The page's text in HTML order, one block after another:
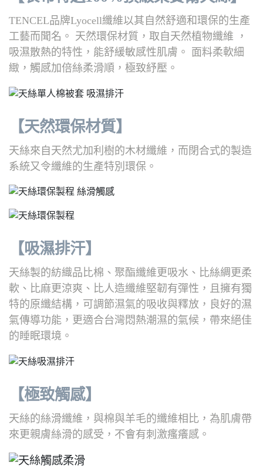
TENCEL品牌Lyocell纖維以其自然舒適和環保的生產
工藝而聞名。 天然環保材質，取自天然植物纖維 ，
吸濕散熱的特性，能舒緩敏感性肌膚。 面料柔軟細
緻，觸感加倍絲柔滑順，極致紓壓。
【天然環保材質】
天絲來自天然尤加利樹的木材纖維，而閉合式的製造
系統又令纖維的生產特別環保。
【吸濕排汗】
天絲製的紡織品比棉、聚酯纖維更吸水、比絲綢更柔
軟、比麻更涼爽、比人造纖維堅韌有彈性，且擁有獨
特的原纖結構，可調節濕氣的吸收與釋放，良好的濕
氣傳導功能，更適合台灣悶熱潮濕的氣候，帶來絕佳
的睡眠環境。
【極致觸感】
天絲的絲滑纖維，與棉與羊毛的纖維相比，為肌膚帶
來更親膚絲滑的感受，不會有刺激瘙癢感。